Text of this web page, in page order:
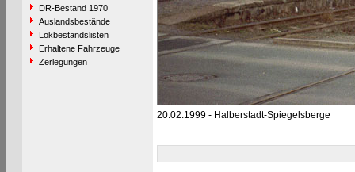
DR-Bestand 1970
Auslandsbestände
Lokbestandslisten
Erhaltene Fahrzeuge
Zerlegungen
20.02.1999 - Halberstadt-Spiegelsberge